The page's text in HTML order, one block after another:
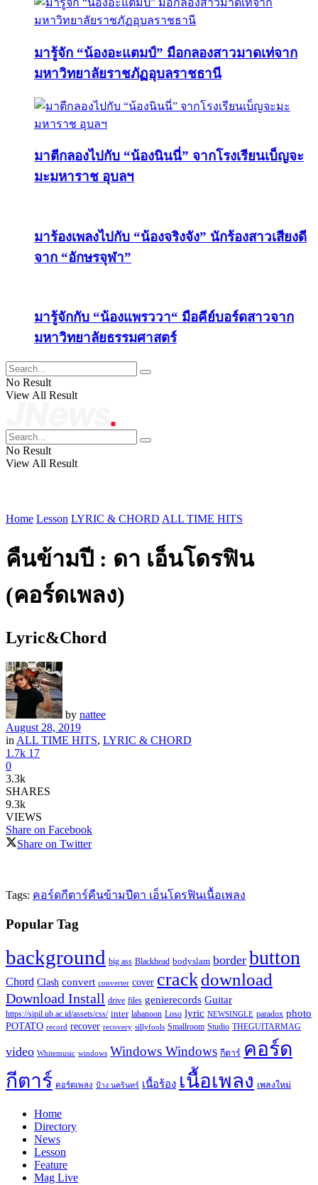
มารู้จัก “น้องอะแตมป์” มือกลองสาวมาดเท่จาก
มหาวิทยาลัยราชภัฏอุบลราชธานี
มาตีกลองไปกับ “น้องนินนี่” จากโรงเรียนเบ็ญจะ
มะมหาราช อุบลฯ
มาร้องเพลงไปกับ “น้องจริงจัง” นักร้องสาวเสียงดี
จาก “อักษรจุฬา”
มารู้จักกับ “น้องแพรววา“ มือคีย์บอร์ดสาวจาก
มหาวิทยาลัยธรรมศาสตร์
No Result
View All Result
No Result
View All Result
Home Lesson LYRIC & CHORD ALL TIME HITS
คืนข้ามปี : ดา เอ็นโดรฟิน
(คอร์ดเพลง)
Lyric&Chord
by nattee
August 28, 2019
in ALL TIME HITS, LYRIC & CHORD
1.7k 17
0
3.3k
SHARES
9.3k
VIEWS
Share on Facebook
Share on Twitter
Tags: คอร์ดกีตาร์คืนข้ามปีดา เอ็นโดรฟินเนื้อเพลง
Popular Tag
background big ass Blackhead bodyslam border button
Chord Clash convert converter cover crackdownload
Download Install drive files genierecords Guitar
https://sipil.ub.ac.id/assets/css/ inter labanoon Loso lyric NEWSINGLE paradox photo
POTATO record recover recovery sillyfools Smallroom Studio THEGUITARMAG
video Whitemusic windows Windows Windows กีตาร์ คอร์ด
กีตาร์ คอร์ดเพลง ป้าง นครินทร์ เนื้อร้อง เนื้อเพลง เพลงใหม่
Home
Directory
News
Lesson
Feature
Mag Live